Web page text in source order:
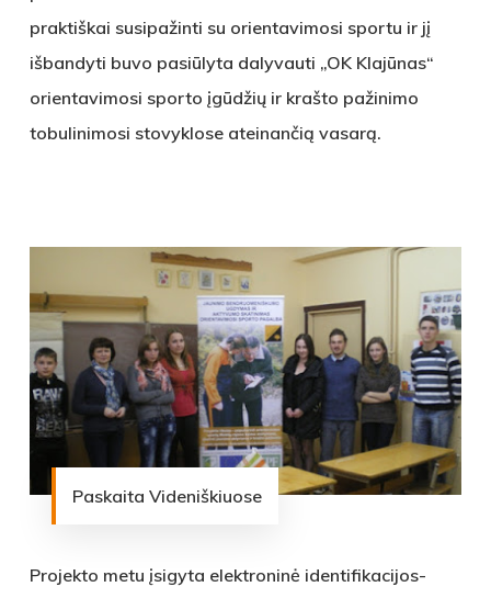
praktiškai susipažinti su orientavimosi sportu ir jį
išbandyti buvo pasiūlyta dalyvauti „OK Klajūnas“
orientavimosi sporto įgūdžių ir krašto pažinimo
tobulinimosi stovyklose ateinančią vasarą.
Paskaita Videniškiuose
Projekto metu įsigyta elektroninė identifikacijos-